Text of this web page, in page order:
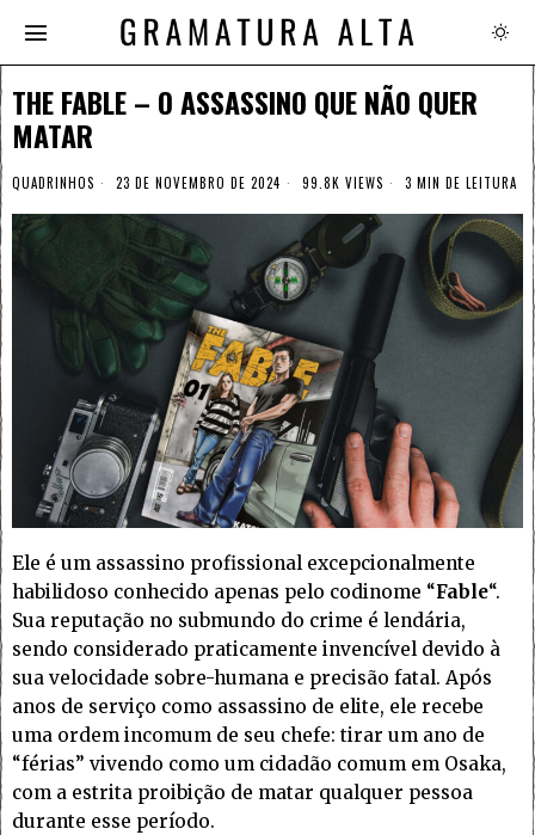
THE FABLE – O ASSASSINO QUE NÃO QUER
MATAR
QUADRINHOS 23 DE NOVEMBRO DE 2024 99.8K VIEWS 3 MIN DE LEITURA
Ele é um assassino profissional excepcionalmente
habilidoso conhecido apenas pelo codinome “Fable“.
Sua reputação no submundo do crime é lendária,
sendo considerado praticamente invencível devido à
sua velocidade sobre-humana e precisão fatal. Após
anos de serviço como assassino de elite, ele recebe
uma ordem incomum de seu chefe: tirar um ano de
“férias” vivendo como um cidadão comum em Osaka,
com a estrita proibição de matar qualquer pessoa
durante esse período.